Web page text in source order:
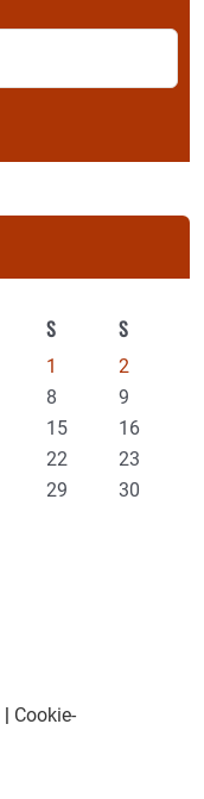
S S
1
2
8
9
15
16
22
23
29
30
Cookie-